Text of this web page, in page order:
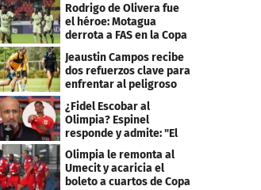
Rodrigo de Olivera fue
el héroe: Motagua
derrota a FAS en la Copa
Centroamericana
Jeaustin Campos recibe
dos refuerzos clave para
enfrentar al peligroso
Génesis FC
¿Fidel Escobar al
Olimpia? Espinel
responde y admite: "El
resultado fue corto"
Olimpia le remonta al
Umecit y acaricia el
boleto a cuartos de Copa